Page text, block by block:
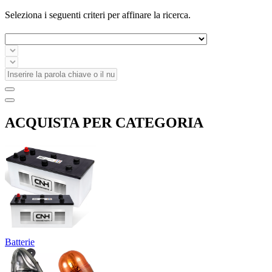
Seleziona i seguenti criteri per affinare la ricerca.
ACQUISTA PER CATEGORIA
Batterie